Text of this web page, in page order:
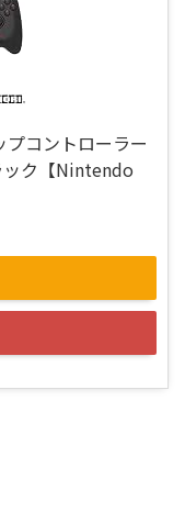
プコントローラー
ク【Nintendo